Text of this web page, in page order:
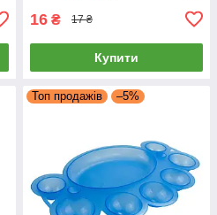
16 ₴ 17 ₴
Купити
Топ продажів –5%